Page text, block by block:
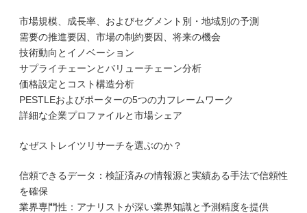
市場規模、成長率、およびセグメント別・地域別の予測
需要の推進要因、市場の制約要因、将来の機会
技術動向とイノベーション
サプライチェーンとバリューチェーン分析
価格設定とコスト構造分析
PESTLEおよびポーターの5つの力フレームワーク
詳細な企業プロファイルと市場シェア
なぜストレイツリサーチを選ぶのか？
信頼できるデータ：検証済みの情報源と実績ある手法で信頼性
を確保
業界専門性：アナリストが深い業界知識と予測精度を提供